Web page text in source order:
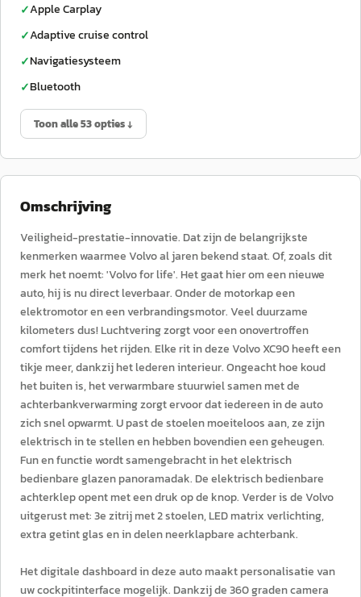
✓Apple Carplay
✓Adaptive cruise control
✓Navigatiesysteem
✓Bluetooth
Toon alle 53 opties ↓
Omschrijving
Veiligheid-prestatie-innovatie. Dat zijn de belangrijkste
kenmerken waarmee Volvo al jaren bekend staat. Of, zoals dit
merk het noemt: 'Volvo for life'. Het gaat hier om een nieuwe
auto, hij is nu direct leverbaar. Onder de motorkap een
elektromotor en een verbrandingsmotor. Veel duurzame
kilometers dus! Luchtvering zorgt voor een onovertroffen
comfort tijdens het rijden. Elke rit in deze Volvo XC90 heeft een
tikje meer, dankzij het lederen interieur. Ongeacht hoe koud
het buiten is, het verwarmbare stuurwiel samen met de
achterbankverwarming zorgt ervoor dat iedereen in de auto
zich snel opwarmt. U past de stoelen moeiteloos aan, ze zijn
elektrisch in te stellen en hebben bovendien een geheugen.
Fun en functie wordt samengebracht in het elektrisch
bedienbare glazen panoramadak. De elektrisch bedienbare
achterklep opent met een druk op de knop. Verder is de Volvo
uitgerust met: 3e zitrij met 2 stoelen, LED matrix verlichting,
extra getint glas en in delen neerklapbare achterbank.
Het digitale dashboard in deze auto maakt personalisatie van
uw cockpitinterface mogelijk. Dankzij de 360 graden camera